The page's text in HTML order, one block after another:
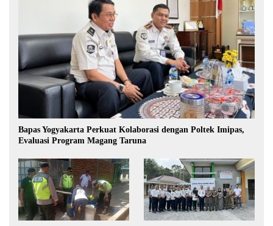
Bapas Yogyakarta Perkuat Kolaborasi dengan Poltek Imipas,
Evaluasi Program Magang Taruna